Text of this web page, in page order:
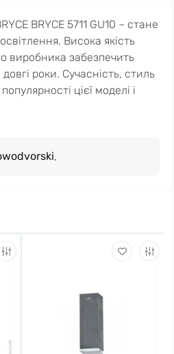
BRYCE 5711 GU10 – стане
Висока якість
виробника забезпечить
роки. Сучасність, стиль
цієї моделі і
,